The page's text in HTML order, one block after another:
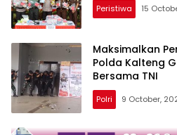
Peristiwa 15
Maksimalkan
Polda Kalteng
Bersama TNI
Polri 9 October,